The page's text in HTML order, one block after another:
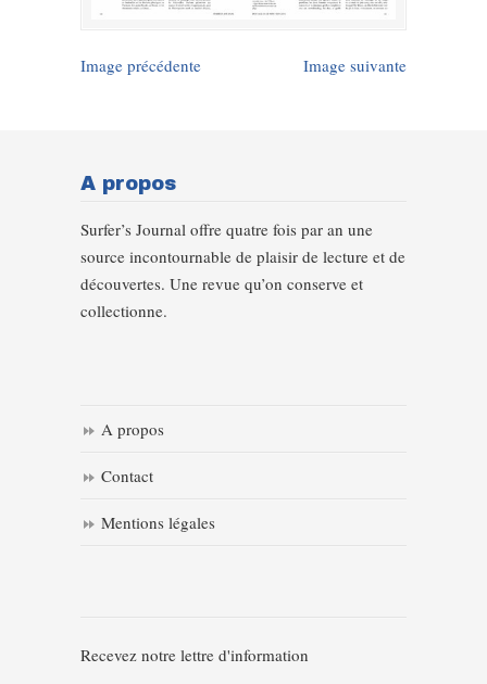
Image précédente Image suivante
A propos
Surfer’s Journal offre quatre fois par an une
source incontournable de plaisir de lecture et de
découvertes. Une revue qu’on conserve et
collectionne.
A propos
Contact
Mentions légales
Recevez notre lettre d'information